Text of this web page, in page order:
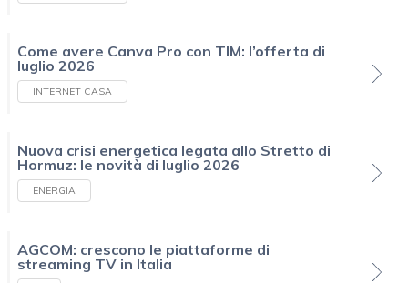
Come avere Canva Pro con TIM: l’offerta di
luglio 2026
INTERNET CASA
Nuova crisi energetica legata allo Stretto di
Hormuz: le novità di luglio 2026
ENERGIA
AGCOM: crescono le piattaforme di
streaming TV in Italia